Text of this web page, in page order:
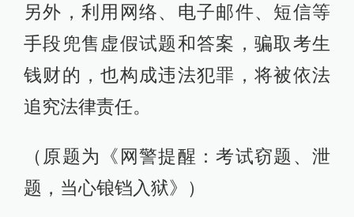
另外，利用网络、电子邮件、短信等
手段兜售虚假试题和答案，骗取考生
钱财的，也构成违法犯罪，将被依法
追究法律责任。
（原题为《网警提醒：考试窃题、泄
题，当心锒铛入狱》）